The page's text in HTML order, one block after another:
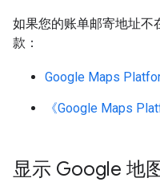
如果您的账单邮寄地址不
款：
Google Maps
《Google Maps
显示 Google 地